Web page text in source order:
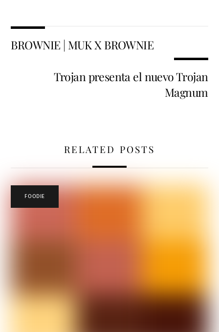
BROWNIE | MUK X BROWNIE
Trojan presenta el nuevo Trojan
Magnum
RELATED POSTS
FOODIE